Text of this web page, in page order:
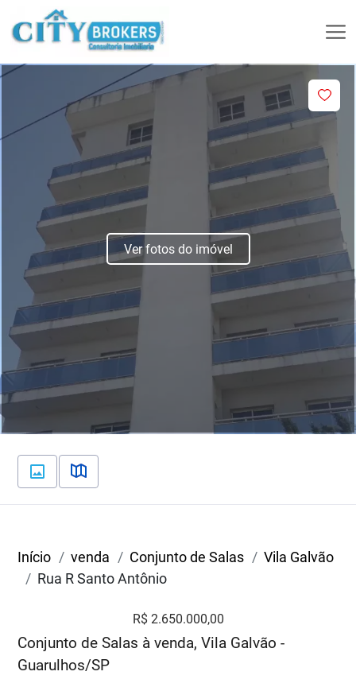
Ver fotos do imóvel
Início venda Conjunto de Salas
Vila Galvão
Rua R Santo Antônio
R$ 2.650.000,00
Conjunto de Salas à venda, Vila Galvão -
Guarulhos/SP